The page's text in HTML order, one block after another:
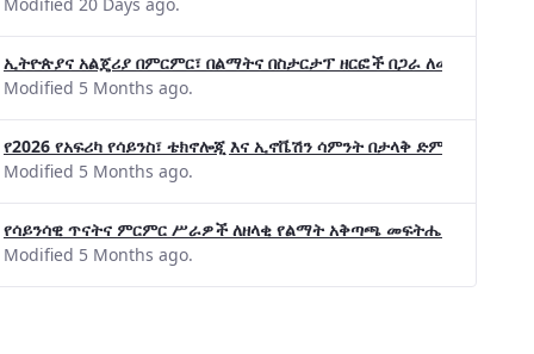
ኢትዮጵያና አልጄሪያ በምርምር፣ በልማትና በስታርታፕ ዘርፎች በጋራ ለመስራት መከሩ፡፡
Modified 5 Months ago.
የ2026 የአፍሪካ የሳይንስ፣ ቴክኖሎጂ እና ኢኖቬሽን ሳምንት በታላቅ ድምቀት
Modified 5 Months ago.
የሳይንሳዊ ጥናትና ምርምር ሥራዎች ለዘላቂ የልማት አቅጣጫ መፍትሔ ጠቋሚ
Modified 5 Months ago.